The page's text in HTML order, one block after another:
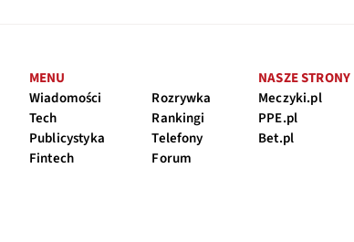
MENU
Wiadomości
Tech
Publicystyka
Fintech
Rozrywka
Rankingi
Telefony
Forum
NASZE STRONY
Meczyki.pl
PPE.pl
Bet.pl